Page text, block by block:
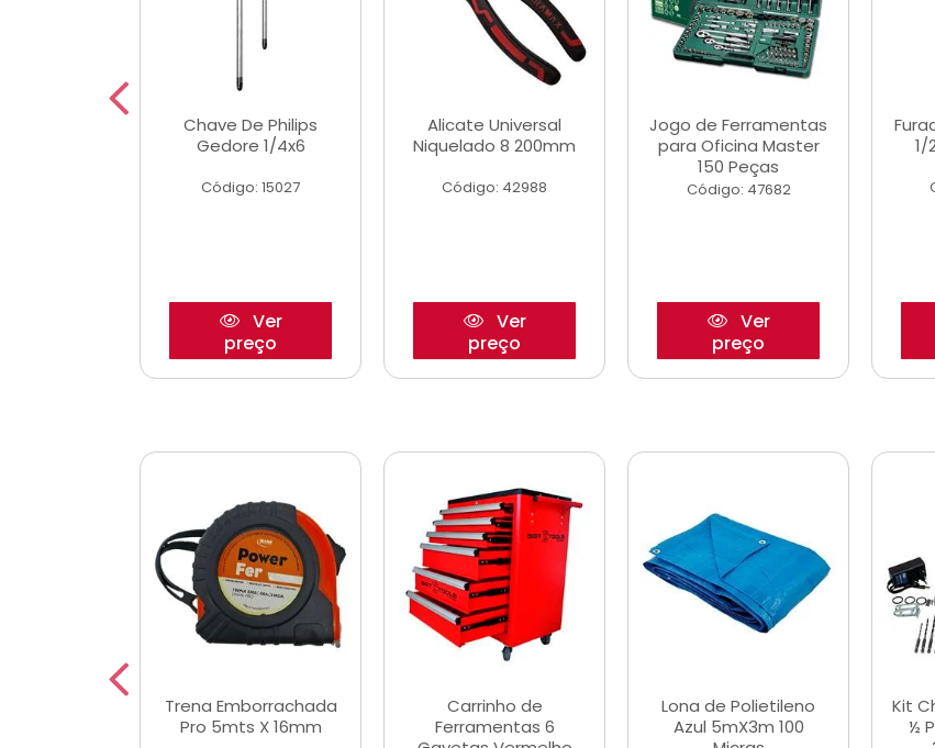
Chave De Philips
Gedore 1/4x6
Código: 15027
Ver
preço
Alicate Universal
Niquelado 8 200mm
Código: 42988
Ver
preço
Jogo de Ferramentas
para Oficina Master
150 Peças
Código: 47682
Ver
preço
1/
Trena Emborrachada
Pro 5mts X 16mm
Carrinho de
Ferramentas 6
Lona de Polietileno
Azul 5mX3m 100
Kit
½